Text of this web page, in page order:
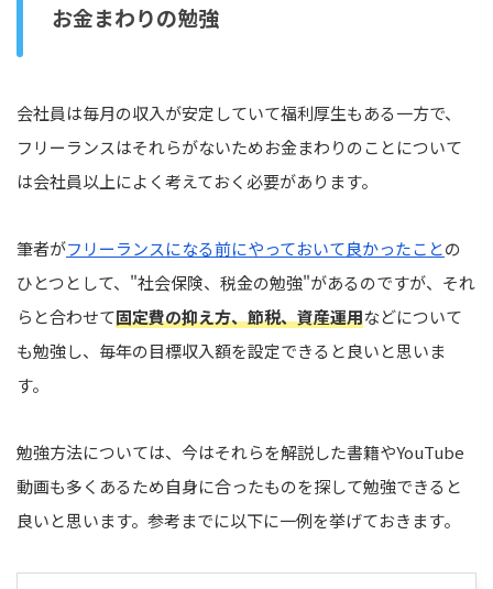
お金まわりの勉強
会社員は毎月の収入が安定していて福利厚生もある一方で、
フリーランスはそれらがないためお金まわりのことについて
は会社員以上によく考えておく必要があります。
筆者がフリーランスになる前にやっておいて良かったことの
ひとつとして、"社会保険、税金の勉強"があるのですが、それ
らと合わせて固定費の抑え方、節税、資産運用などについて
も勉強し、毎年の目標収入額を設定できると良いと思いま
す。
勉強方法については、今はそれらを解説した書籍やYouTube
動画も多くあるため自身に合ったものを探して勉強できると
良いと思います。参考までに以下に一例を挙げておきます。